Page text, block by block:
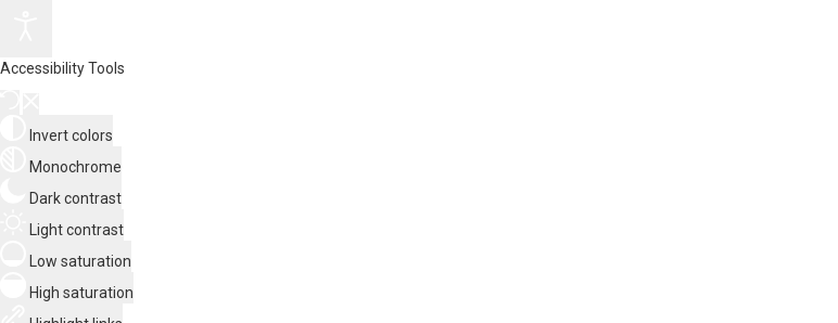
Accessibility Tools
Invert colors
Monochrome
Dark contrast
Light contrast
Low saturation
High saturation